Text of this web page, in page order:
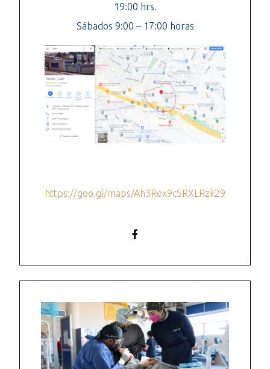
19:00 hrs.
Sábados 9:00 – 17:00 horas
https://goo.gl/maps/Ah3Rex9cSRXLRzk29